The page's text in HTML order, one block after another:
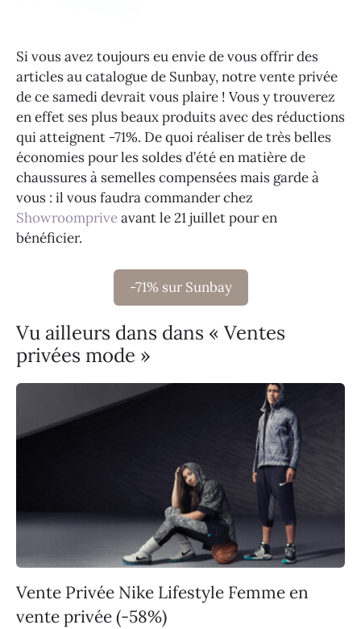
Si vous avez toujours eu envie de vous offrir des
articles au catalogue de Sunbay, notre vente privée
de ce samedi devrait vous plaire ! Vous y trouverez
en effet ses plus beaux produits avec des réductions
qui atteignent -71%. De quoi réaliser de très belles
économies pour les soldes d’été en matière de
chaussures à semelles compensées mais garde à
vous : il vous faudra commander chez
Showroompriveavant le 21 juillet pour en
bénéficier.
-71% sur Sunbay
Vu ailleurs dans dans « Ventes
privées mode »
Vente Privée Nike Lifestyle Femme en
vente privée (-58%)